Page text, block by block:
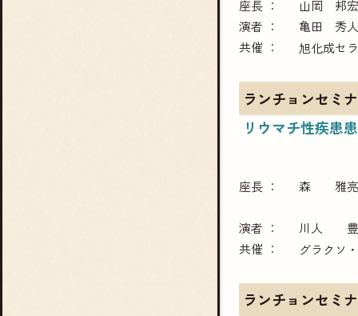
座長
山岡 邦宏
演者
亀田 秀人
共催
旭化成セ
ランチョンセミ
リウマチ性疾患
座長 森 雅亮
演者
川人 豊
共催
グラクソ
ランチョンセミ